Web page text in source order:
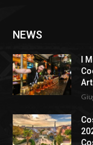
NEWS
I